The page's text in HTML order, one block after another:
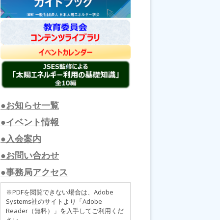
●お知らせ一覧
●イベント情報
●入会案内
●お問い合わせ
●事務局アクセス
※PDFを閲覧できない場合は、Adobe
Systems社のサイトより「Adobe
Reader（無料）」を入手してご利用くだ